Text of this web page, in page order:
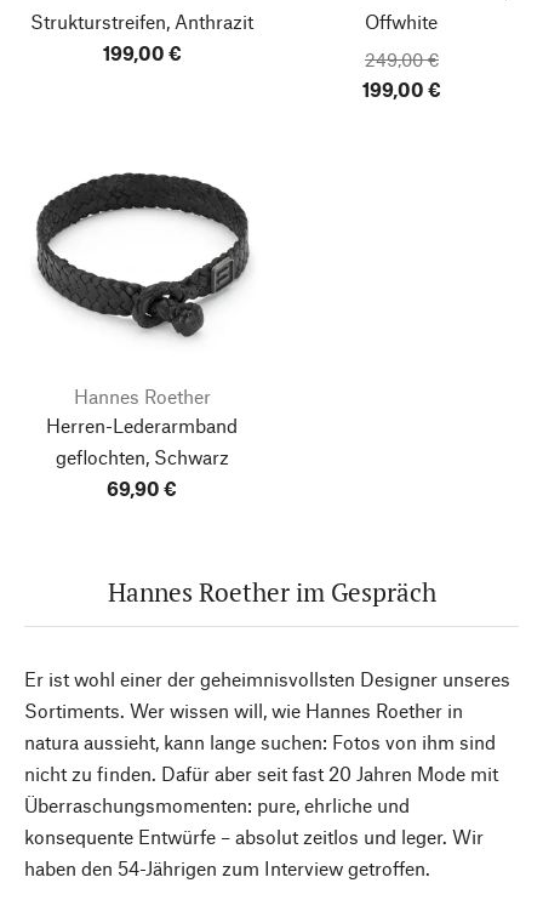
Strukturstreifen, Anthrazit
199,00 €
Offwhite
249,00 €
199,00 €
Hannes Roether
Herren-Lederarmband
geflochten, Schwarz
69,90 €
Hannes Roether im Gespräch
Er ist wohl einer der geheimnisvollsten Designer unseres
Sortiments. Wer wissen will, wie Hannes Roether in
natura aussieht, kann lange suchen: Fotos von ihm sind
nicht zu finden. Dafür aber seit fast 20 Jahren Mode mit
Überraschungsmomenten: pure, ehrliche und
konsequente Entwürfe – absolut zeitlos und leger. Wir
haben den 54-Jährigen zum Interview getroffen.